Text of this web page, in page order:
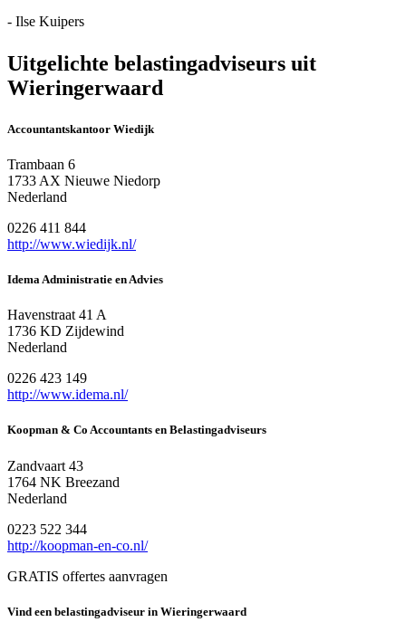
- Ilse Kuipers
Uitgelichte belastingadviseurs uit
Wieringerwaard
Accountantskantoor Wiedijk
Trambaan 6
1733 AX Nieuwe Niedorp
Nederland
0226 411 844
http://www.wiedijk.nl/
Idema Administratie en Advies
Havenstraat 41 A
1736 KD Zijdewind
Nederland
0226 423 149
http://www.idema.nl/
Koopman & Co Accountants en Belastingadviseurs
Zandvaart 43
1764 NK Breezand
Nederland
0223 522 344
http://koopman-en-co.nl/
GRATIS offertes aanvragen
Vind een belastingadviseur in Wieringerwaard